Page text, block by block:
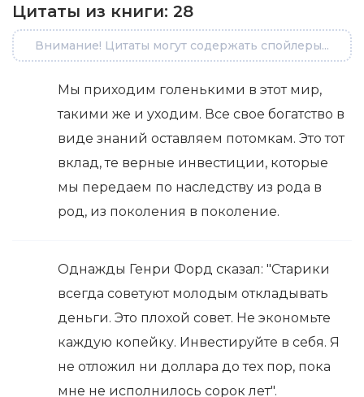
Цитаты из книги: 28
Внимание! Цитаты могут содержать спойлеры...
Мы приходим голенькими в этот мир,
такими же и уходим. Все свое богатство в
виде знаний оставляем потомкам. Это тот
вклад, те верные инвестиции, которые
мы передаем по наследству из рода в
род, из поколения в поколение.
Однажды Генри Форд сказал: "Старики
всегда советуют молодым откладывать
деньги. Это плохой совет. Не экономьте
каждую копейку. Инвестируйте в себя. Я
не отложил ни доллара до тех пор, пока
мне не исполнилось сорок лет".